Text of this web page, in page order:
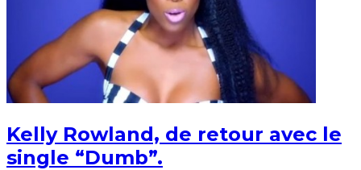
Kelly Rowland, de retour avec le
single “Dumb”.